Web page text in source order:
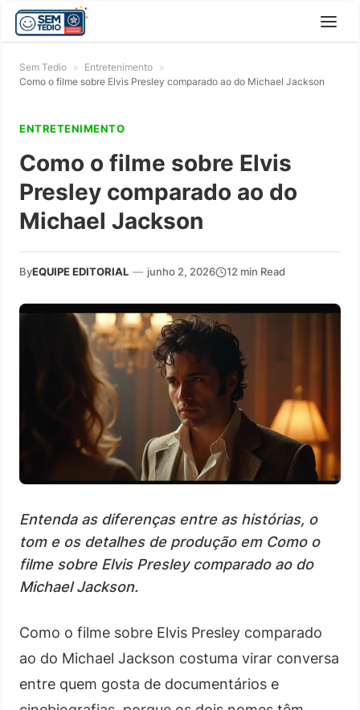
Sem Tedio » Entretenimento »
Como o filme sobre Elvis Presley comparado ao do Michael Jackson
ENTRETENIMENTO
Como o filme sobre Elvis
Presley comparado ao do
Michael Jackson
ByEQUIPE EDITORIAL — junho 2, 2026 12 min Read
Entenda as diferenças entre as histórias, o
tom e os detalhes de produção em Como o
filme sobre Elvis Presley comparado ao do
Michael Jackson.
Como o filme sobre Elvis Presley comparado
ao do Michael Jackson costuma virar conversa
entre quem gosta de documentários e